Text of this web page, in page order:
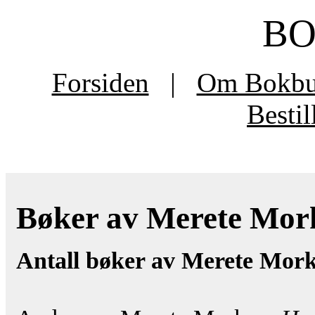
Forsiden |
Om
Bøker av Merete
Antall bøker av Merete